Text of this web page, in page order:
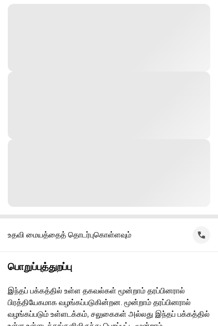
உதவி மையத்தைத் தொடர்புகொள்ளவும்
பொறுப்புத்துறப்பு
இந்தப் பக்கத்தில் உள்ள தகவல்கள் மூன்றாம் தரப்பினரால்
பிரத்தியேகமாக வழங்கப்படுகின்றன. மூன்றாம் தரப்பினரால்
வழங்கப்படும் உள்ளடக்கம், சலுகைகள் அல்லது இந்தப் பக்கத்தில்